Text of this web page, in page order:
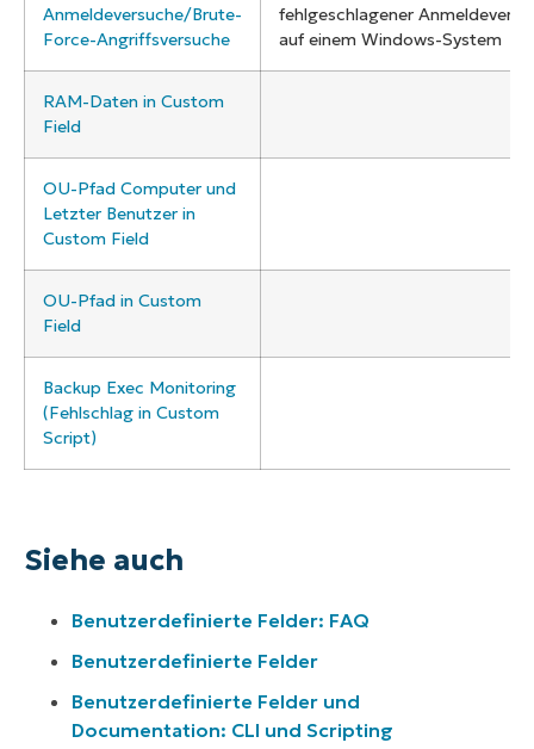
Anmeldeversuche/Brute-
Force-Angriffsversuche
fehlgeschlagener
auf einem Windows-System
RAM-Daten in Custom
Field
OU-Pfad Computer und
Letzter Benutzer in
Custom Field
OU-Pfad in Custom
Field
Backup Exec Monitoring
(Fehlschlag in Custom
Script)
Siehe auch
Benutzerdefinierte Felder: FAQ
Benutzerdefinierte Felder
Benutzerdefinierte Felder und
Documentation: CLI und Scripting